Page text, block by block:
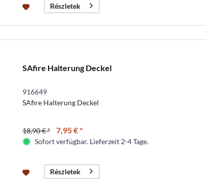
Részletek
SAfire Halterung Deckel
916649
SAfire Halterung Deckel
18,90 € * 7,95 € *
Sofort verfügbar. Lieferzeit 2-4 Tage.
Részletek